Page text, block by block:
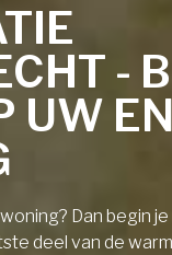
-
UW
Dan begin
deel van de